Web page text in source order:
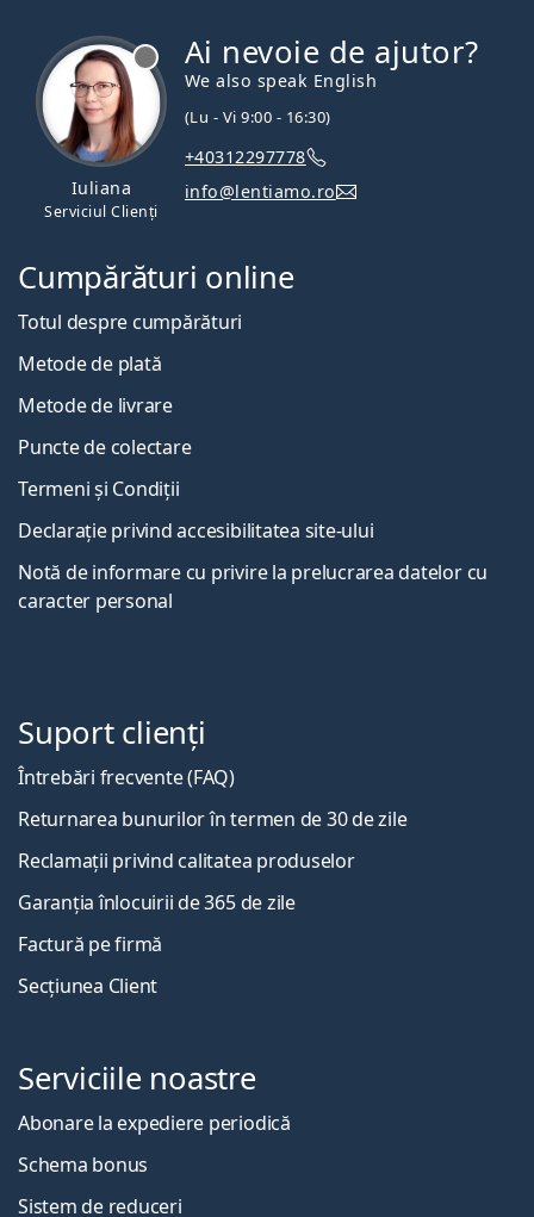
Iuliana
Serviciul Clienți
Ai nevoie de ajutor?
We also speak English
(Lu - Vi 9:00 - 16:30)
+40312297778
info@lentiamo.ro
Cumpărături online
Totul despre cumpărături
Metode de plată
Metode de livrare
Puncte de colectare
Termeni și Condiții
Declarație privind accesibilitatea site-ului
Notă de informare cu privire la prelucrarea datelor cu
caracter personal
Suport clienți
Întrebări frecvente (FAQ)
Returnarea bunurilor în termen de 30 de zile
Reclamații privind calitatea produselor
Garanția înlocuirii de 365 de zile
Factură pe firmă
Secțiunea Client
Serviciile noastre
Abonare la expediere periodică
Schema bonus
Sistem de reduceri